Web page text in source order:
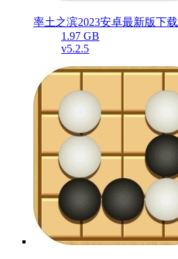
率土之滨2023安卓最新版下载
1.97 GB
v5.2.5